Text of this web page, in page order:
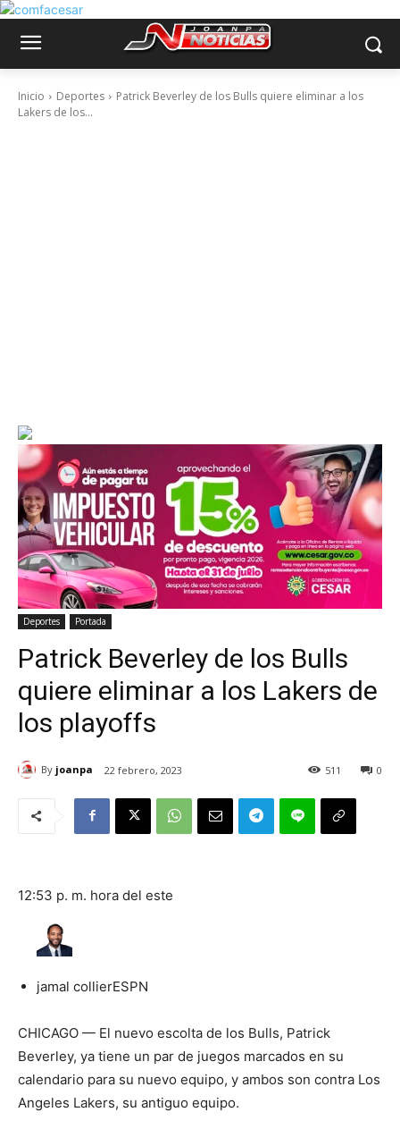
Inicio Deportes
Patrick Beverley de los Bulls quiere eliminar a los
Lakers de los...
Deportes Portada
Patrick Beverley de los Bulls
quiere eliminar a los Lakers de
los playoffs
By joanpa 22 febrero, 2023 0
511
12:53 p. m. hora del este
jamal collierESPN
CHICAGO — El nuevo escolta de los Bulls, Patrick
Beverley, ya tiene un par de juegos marcados en su
calendario para su nuevo equipo, y ambos son contra Los
Angeles Lakers, su antiguo equipo.